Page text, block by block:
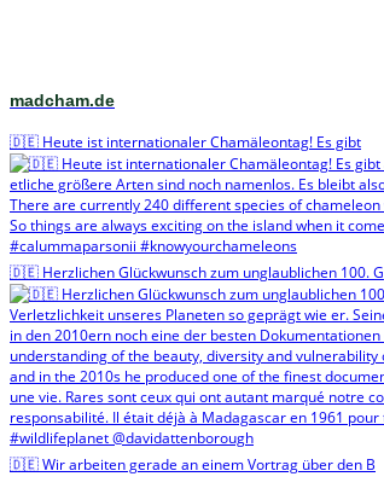
madcham.de
🇩🇪 Heute ist internationaler Chamäleontag! Es gibt
🇩🇪 Herzlichen Glückwunsch zum unglaublichen 100. G
🇩🇪 Wir arbeiten gerade an einem Vortrag über den B